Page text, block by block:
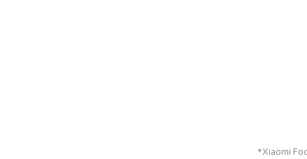
*Xiaomi